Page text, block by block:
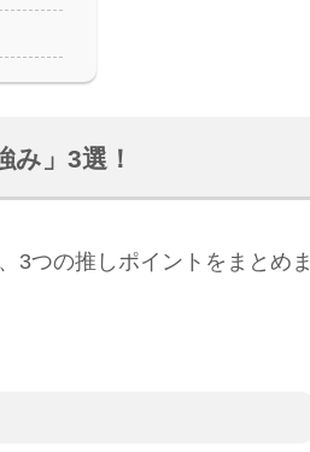
」3選！
3つの推しポイントをまとめま